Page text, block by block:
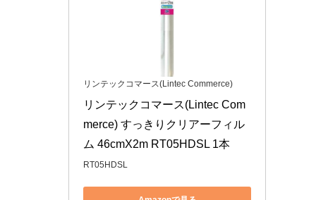
リンテックコマース(Lintec Commerce)
リンテックコマース(Lintec Com
merce) すっきりクリアーフィル
ム 46cmX2m RT05HDSL 1本
RT05HDSL